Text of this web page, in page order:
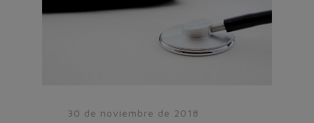
30 de noviembre de 2018